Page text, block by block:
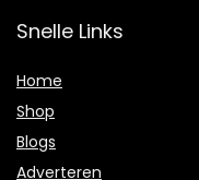
Snelle Links
Home
Shop
Blogs
Adverteren